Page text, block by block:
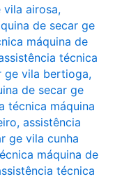
vila airosa,
de secar ge
máquina de
técnica
ge vila bertioga,
de secar ge
técnica máquina
, assistência
ge vila cunha
máquina de
técnica